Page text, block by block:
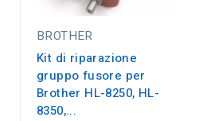
BROTHER
Kit di riparazione
gruppo fusore per
Brother HL-8250, HL-
8350,...